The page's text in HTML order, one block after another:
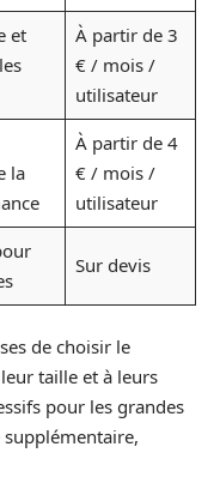
et
À partir de 3
€ / mois /
utilisateur
la
À partir de 4
€ / mois /
utilisateur
Sur devis
de choisir le
taille et à leurs
pour les grandes